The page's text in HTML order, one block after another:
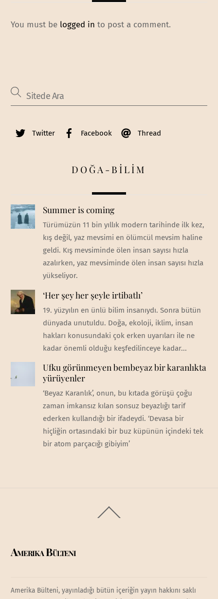
You must be logged in to post a comment.
Twitter Facebook Thread
DOĞA-BİLİM
Summer is coming
Türümüzün 11 bin yıllık modern tarihinde ilk kez,
kış değil, yaz mevsimi en ölümcül mevsim haline
geldi. Kış mevsiminde ölen insan sayısı hızla
azalırken, yaz mevsiminde ölen insan sayısı hızla
yükseliyor.
‘Her şey her şeyle irtibatlı’
19. yüzyılın en ünlü bilim insanıydı. Sonra bütün
dünyada unutuldu. Doğa, ekoloji, iklim, insan
hakları konusundaki çok erken uyarıları ile ne
kadar önemli olduğu keşfedilinceye kadar...
Ufku görünmeyen bembeyaz bir karanlıkta
yürüyenler
‘Beyaz Karanlık’, onun, bu kıtada görüşü çoğu
zaman imkansız kılan sonsuz beyazlığı tarif
ederken kullandığı bir ifadeydi. ‘Devasa bir
hiçliğin ortasındaki bir buz küpünün içindeki tek
bir atom parçacığı gibiyim’
To
Amerika Bülteni
Amerika Bülteni, yayınladığı bütün içeriğin yayın hakkını saklı